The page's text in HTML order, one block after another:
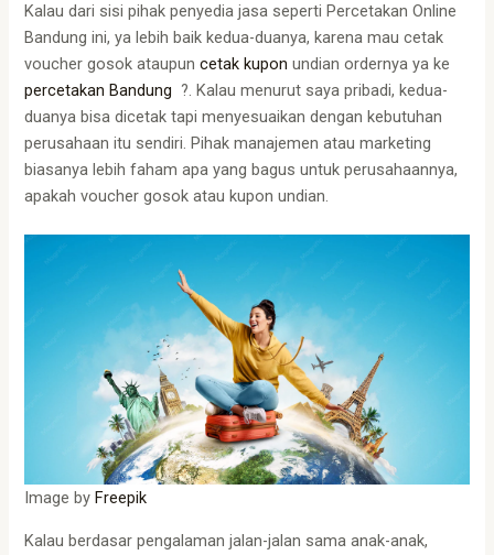
Kalau dari sisi pihak penyedia jasa seperti Percetakan Online
Bandung ini, ya lebih baik kedua-duanya, karena mau cetak
voucher gosok ataupuncetak kupon undian ordernya ya ke
percetakan Bandung ?. Kalau menurut saya pribadi, kedua-
duanya bisa dicetak tapi menyesuaikan dengan kebutuhan
perusahaan itu sendiri. Pihak manajemen atau marketing
biasanya lebih faham apa yang bagus untuk perusahaannya,
apakah voucher gosok atau kupon undian.
Image byFreepik
Kalau berdasar pengalaman jalan-jalan sama anak-anak,